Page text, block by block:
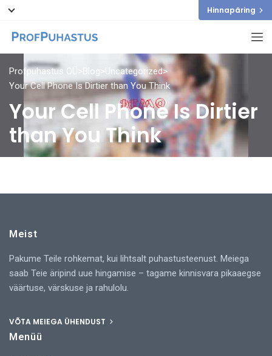
Hinnapäring
Profpuhastus OÜ >Blog> Uncategorized>
Your Cell Phone Is Dirtier than You Think
Your Cell Phone Is Dirtier
than You Think
Meist
Pakume Teile rohkemat, kui lihtsalt puhastusteenust. Meiega
saab Teie äripind uue hingamise – tagame kinnisvara pikaaegse
väärtuse, värskuse ja rahulolu.
VÕTA MEIEGA ÜHENDUST
Menüü